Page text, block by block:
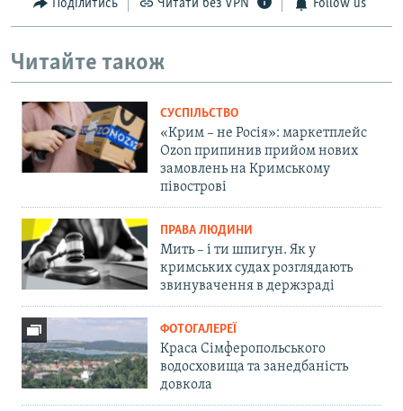
Поділитись Читати без VPN Follow us
Читайте також
СУСПІЛЬСТВО
«Крим – не Росія»: маркетплейс
Ozon припинив прийом нових
замовлень на Кримському
півострові
ПРАВА ЛЮДИНИ
Мить – і ти шпигун. Як у
кримських судах розглядають
звинувачення в держзраді
ФОТОГАЛЕРЕЇ
Краса Сімферопольського
водосховища та занедбаність
довкола